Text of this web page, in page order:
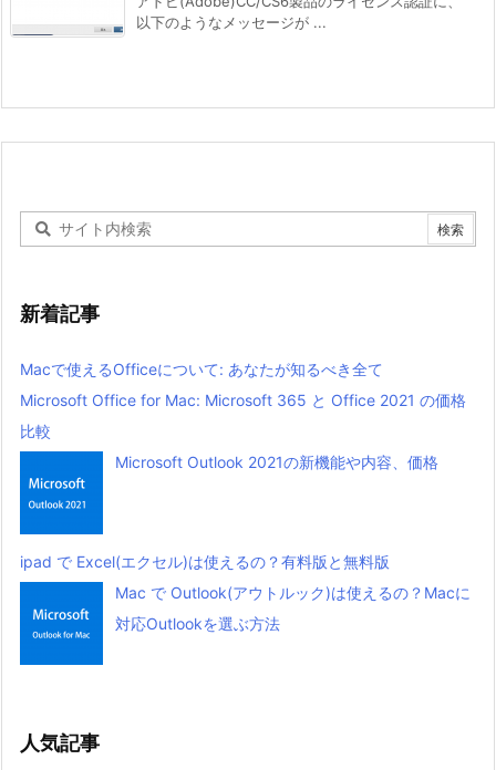
以下のようなメッセージが ...
新着記事
Macで使えるOfficeについて: あなたが知るべき全て
Microsoft Office for Mac: Microsoft 365 と Office 2021 の価格
比較
Microsoft Outlook 2021の新機能や内容、価格
ipad で Excel(エクセル)は使えるの？有料版と無料版
Mac で Outlook(アウトルック)は使えるの？Macに
対応Outlookを選ぶ方法
人気記事